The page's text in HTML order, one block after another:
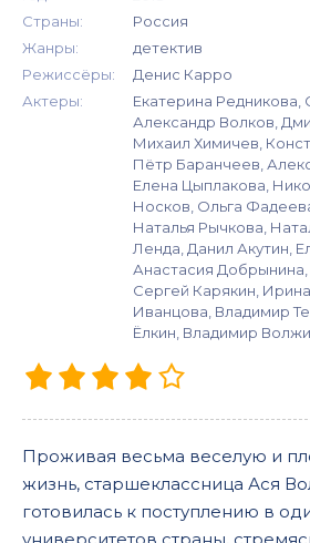
Страны:
Россия
Жанры:
детектив
Режиссёры:
Денис Карро
Актеры:
Екатерина Редникова,
Александр Волков,
Михаил Химичев,
Пётр Баранчеев,
Елена Цыплакова,
Носков, Ольга
Наталья Рычкова,
Ленда, Данил Акутин,
Анастасия
Сергей Карякин,
Иванцова, Владимир
Ёлкин, Владимир
Проживая весьма веселую и
жизнь, старшеклассница Ася
готовилась к поступлению в